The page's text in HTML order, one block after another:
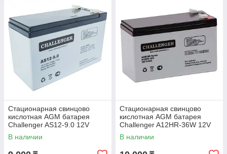
Стационарная свинцово
кислотная AGM батарея
Challenger AS12-9.0 12V
9.0Ah
В наличии
Стационарная свинцово
кислотная AGM батарея
Challenger A12HR-36W 12V
9Ah
В наличии